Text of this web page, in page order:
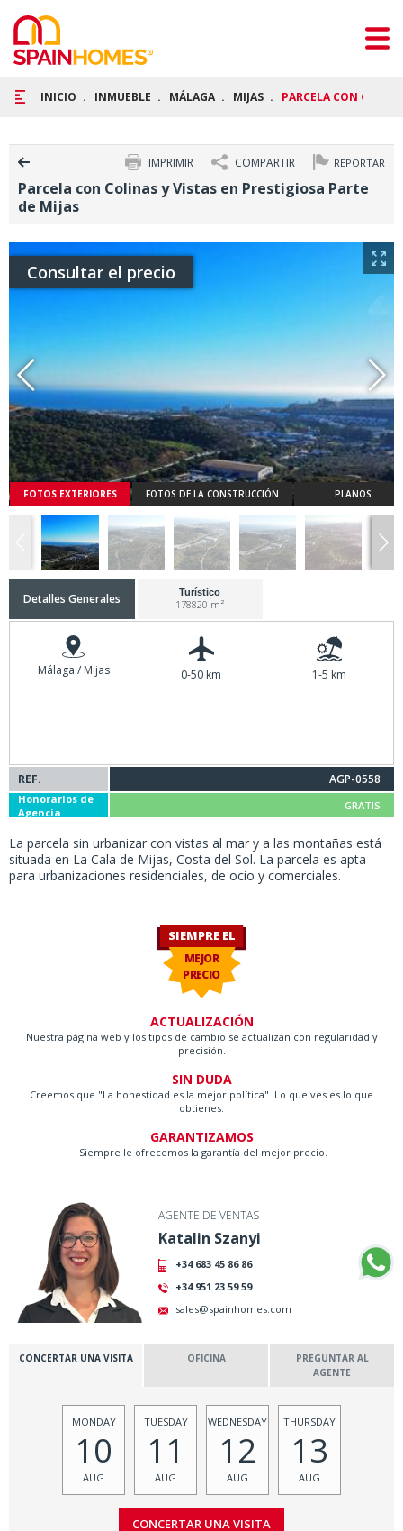
INICIO INMUEBLE MÁLAGA MIJAS PARCELA CON
REPORTAR
COMPARTIR
IMPRIMIR
Parcela con Colinas y Vistas en Prestigiosa Parte
de Mijas
Consultar el precio
FOTOS EXTERIORES FOTOS DE LA CONSTRUCCIÓN PLANOS
Detalles Generales Turístico
178820 m²
Málaga / Mijas 0-50 km 1-5 km
REF. AGP-0558
Honorarios de
Agencia
GRATIS
La parcela sin urbanizar con vistas al mar y a las montañas está
situada en La Cala de Mijas, Costa del Sol. La parcela es apta
para urbanizaciones residenciales, de ocio y comerciales.
SIEMPRE EL
MEJOR
PRECIO
ACTUALIZACIÓN
Nuestra página web y los tipos de cambio se actualizan con regularidad y
precisión.
SIN DUDA
Creemos que "La honestidad es la mejor política". Lo que ves es lo que
obtienes.
GARANTIZAMOS
Siempre le ofrecemos la garantía del mejor precio.
AGENTE DE VENTAS
Katalin Szanyi
+34 683 45 86 86
+34 951 23 59 59
sales@spainhomes.com
CONCERTAR UNA VISITA OFICINA
PREGUNTAR AL
AGENTE
MONDAY
10
AUG
TUESDAY
11
AUG
WEDNESDAY
12
AUG
THURSDAY
13
AUG